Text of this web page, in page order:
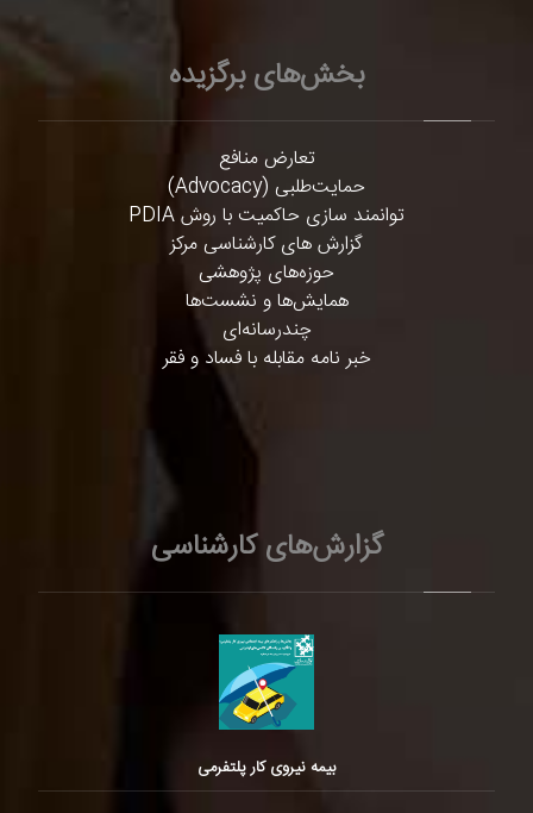
بخش‌های برگزیده
تعارض منافع
حمایت‌طلبی (Advocacy)
توانمند سازی حاکمیت با روش PDIA
گزارش های کارشناسی مرکز
حوزه‌های پژوهشی
همایش‌ها و نشست‌ها
چندرسانه‌ای
خبر نامه مقابله با فساد و فقر
گزارش‌های کارشناسی
بیمه نیروی کار پلتفرمی